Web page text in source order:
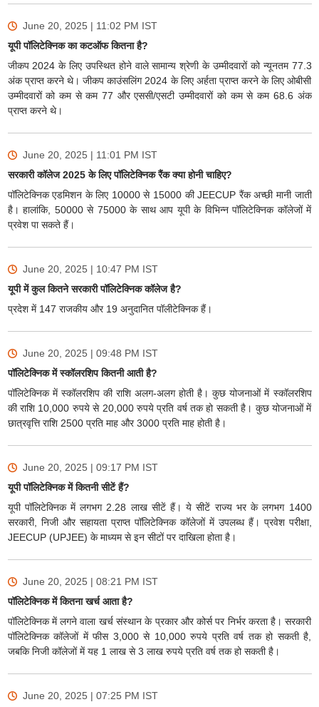
June 20, 2025 | 11:02 PM IST
यूपी पॉलिटेक्निक का कटऑफ कितना है?
जीकप 2024 के लिए उपस्थित होने वाले सामान्य श्रेणी के उम्मीदवारों को न्यूनतम 77.3
अंक प्राप्त करने थे। जीकप काउंसलिंग 2024 के लिए अर्हता प्राप्त करने के लिए ओबीसी
उम्मीदवारों को कम से कम 77 और एससी/एसटी उम्मीदवारों को कम से कम 68.6 अंक
प्राप्त करने थे।
June 20, 2025 | 11:01 PM IST
सरकारी कॉलेज 2025 के लिए पॉलिटेक्निक रैंक क्या होनी चाहिए?
पॉलिटेक्निक एडमिशन के लिए 10000 से 15000 की JEECUP रैंक अच्छी मानी जाती
है। हालांकि, 50000 से 75000 के साथ आप यूपी के विभिन्न पॉलिटेक्निक कॉलेजों में
प्रवेश पा सकते हैं।
June 20, 2025 | 10:47 PM IST
यूपी में कुल कितने सरकारी पॉलिटेक्निक कॉलेज है?
प्रदेश में 147 राजकीय और 19 अनुदानित पॉलीटेक्निक हैं।
June 20, 2025 | 09:48 PM IST
पॉलिटेक्निक में स्कॉलरशिप कितनी आती है?
पॉलिटेक्निक में स्कॉलरशिप की राशि अलग-अलग होती है। कुछ योजनाओं में स्कॉलरशिप
की राशि 10,000 रुपये से 20,000 रुपये प्रति वर्ष तक हो सकती है। कुछ योजनाओं में
छात्रवृत्ति राशि 2500 प्रति माह और 3000 प्रति माह होती है।
June 20, 2025 | 09:17 PM IST
यूपी पॉलिटेक्निक में कितनी सीटें हैं?
यूपी पॉलिटेक्निक में लगभग 2.28 लाख सीटें हैं। ये सीटें राज्य भर के लगभग 1400
सरकारी, निजी और सहायता प्राप्त पॉलिटेक्निक कॉलेजों में उपलब्ध हैं। प्रवेश परीक्षा,
JEECUP (UPJEE) के माध्यम से इन सीटों पर दाखिला होता है।
June 20, 2025 | 08:21 PM IST
पॉलिटेक्निक में कितना खर्च आता है?
पॉलिटेक्निक में लगने वाला खर्च संस्थान के प्रकार और कोर्स पर निर्भर करता है। सरकारी
पॉलिटेक्निक कॉलेजों में फीस 3,000 से 10,000 रुपये प्रति वर्ष तक हो सकती है,
जबकि निजी कॉलेजों में यह 1 लाख से 3 लाख रुपये प्रति वर्ष तक हो सकती है।
June 20, 2025 | 07:25 PM IST